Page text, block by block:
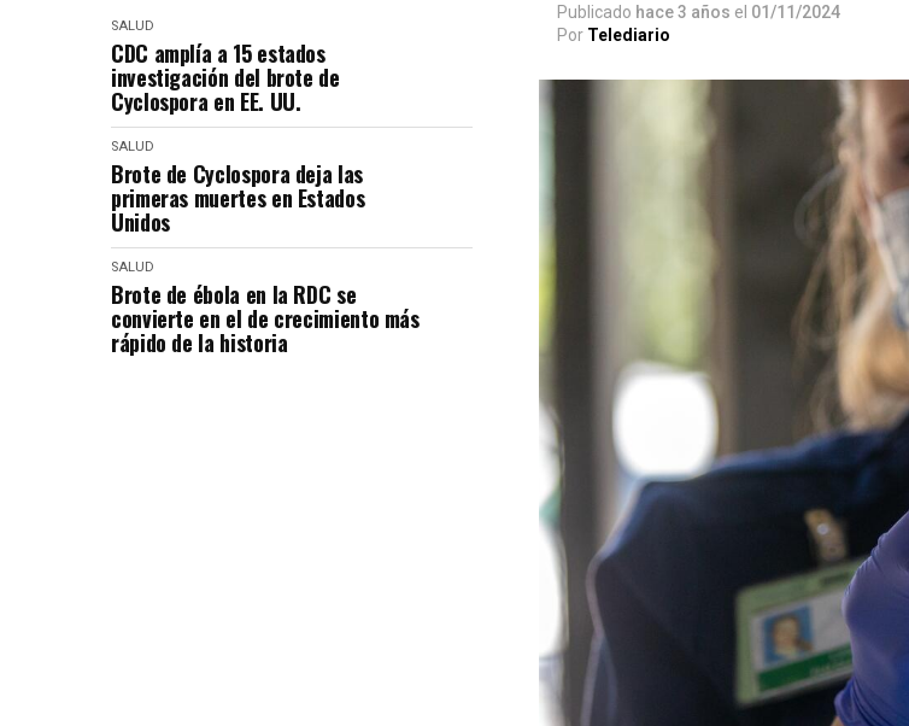
SALUD
CDC amplía a 15 estados
investigación del brote de
Cyclospora en EE. UU.
SALUD
Brote de Cyclospora deja las
primeras muertes en Estados
Unidos
SALUD
Brote de ébola en la RDC se
convierte en el de crecimiento más
rápido de la historia
Publicado hace 3 años el 01/11/2024
Por Telediario